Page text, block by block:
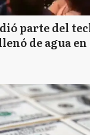
parte del
de agua